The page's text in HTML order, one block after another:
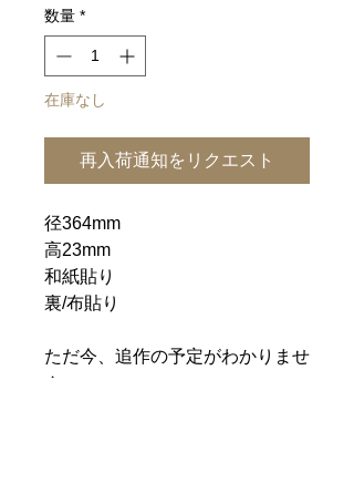
数量 *
在庫なし
再入荷通知をリクエスト
径364mm
高23mm
和紙貼り
裏/布貼り
ただ今、追作の予定がわかりませ
ん。